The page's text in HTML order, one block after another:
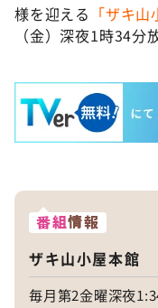
様を迎える 「ザキ山
（金）深夜1時34分
番組情報
ザキ山小屋本館
毎月第2金曜深夜